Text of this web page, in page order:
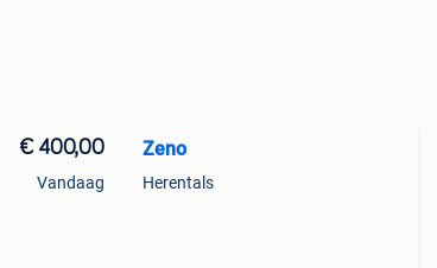
€ 400,00
Vandaag
Zeno
Herentals